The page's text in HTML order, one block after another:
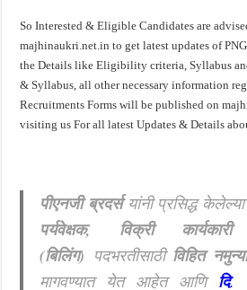
So Interested & Eligible Candidates are
majhinaukri.net.in to get latest updates of
the Details like Eligibility criteria, Syllabus
& Syllabus, all other necessary information
Recruitments Forms will be published on
visiting us For all latest Updates & Details
पीएनजी ब्रदर्सयांनी प्रसिद्ध केलेल्या
पर्यवेक्षक, विक्री
(बिलिंग) पदभरतीसाठी विहित
मागवण्यात येत आहेत आणि दि.